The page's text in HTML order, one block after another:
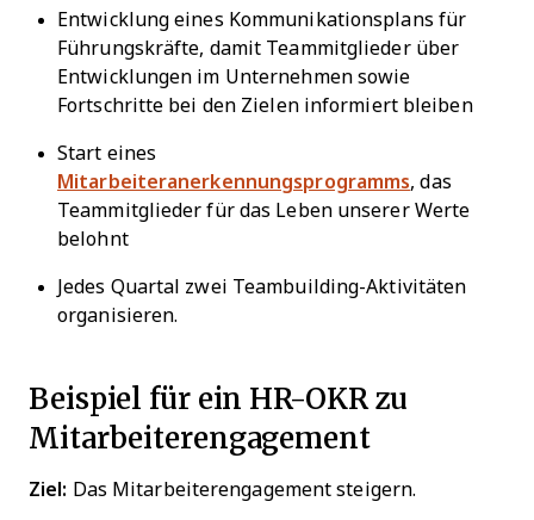
Entwicklung eines Kommunikationsplans für
Führungskräfte, damit Teammitglieder über
Entwicklungen im Unternehmen sowie
Fortschritte bei den Zielen informiert bleiben
Start eines
Mitarbeiteranerkennungsprogramms, das
Teammitglieder für das Leben unserer Werte
belohnt
Jedes Quartal zwei Teambuilding-Aktivitäten
organisieren.
Beispiel für ein HR-OKR zu
Mitarbeiterengagement
Ziel: Das Mitarbeiterengagement steigern.